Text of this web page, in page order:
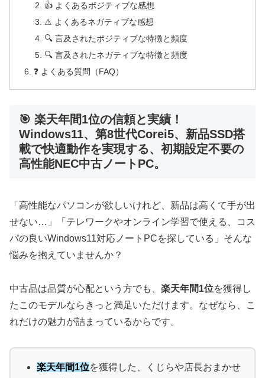
👍 よくあるポジティブな感想
⚠ よくあるネガティブな感想
🔍 言及されたポジティブな特徴と頻度
🔍 言及されたネガティブな特徴と頻度
❓ よくある質問（FAQ）
🎯 楽天年間1位の信頼と実績！
Windows11、第8世代Corei5、新品SSD搭
載で快適動作を実現する、初期設定不要の
高性能NEC中古ノートPC。
「高性能なパソコンが欲しいけれど、新品は高くて手が出
せない…」「テレワークやオンライン学習で使える、コス
パの良いWindows11対応ノートPCを探している」そんな
悩みを抱えていませんか？
中古品は品質が心配という方でも、 楽天年間1位を獲得し
たこのモデルならきっと満足いただけます。なぜなら、こ
れだけの魅力が詰まっているからです。
楽天年間1位を獲得した、くじらや店長おまかせ